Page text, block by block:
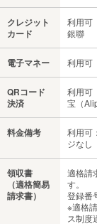
クレジット
カード
利用可
銀聯
電子マネー 利用可
QRコード
決済
利用可
宝（
料金備考
利用可
ジなし
領収書
（適格簡易
請求書）
適格請
す。
登録番
※適格
ス制度